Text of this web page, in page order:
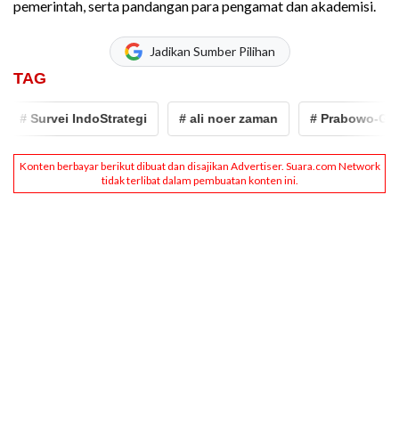
pemerintah, serta pandangan para pengamat dan akademisi.
Jadikan Sumber Pilihan
TAG
IndoStrategi # ali noer zaman # Prabowo-Gibran